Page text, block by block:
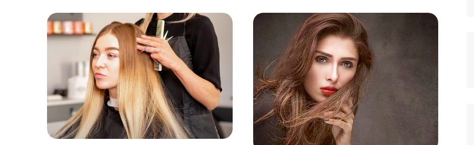
DE
COIFFURE
LES
PLUS
POPULAIRES
À
LYON
?
:
COMMENT
S’HABILLER
POUR
UN
MARIAGE
DÉCONTRACTÉ
?